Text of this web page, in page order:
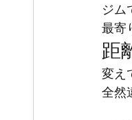
ジム
最寄
距
変え
全然